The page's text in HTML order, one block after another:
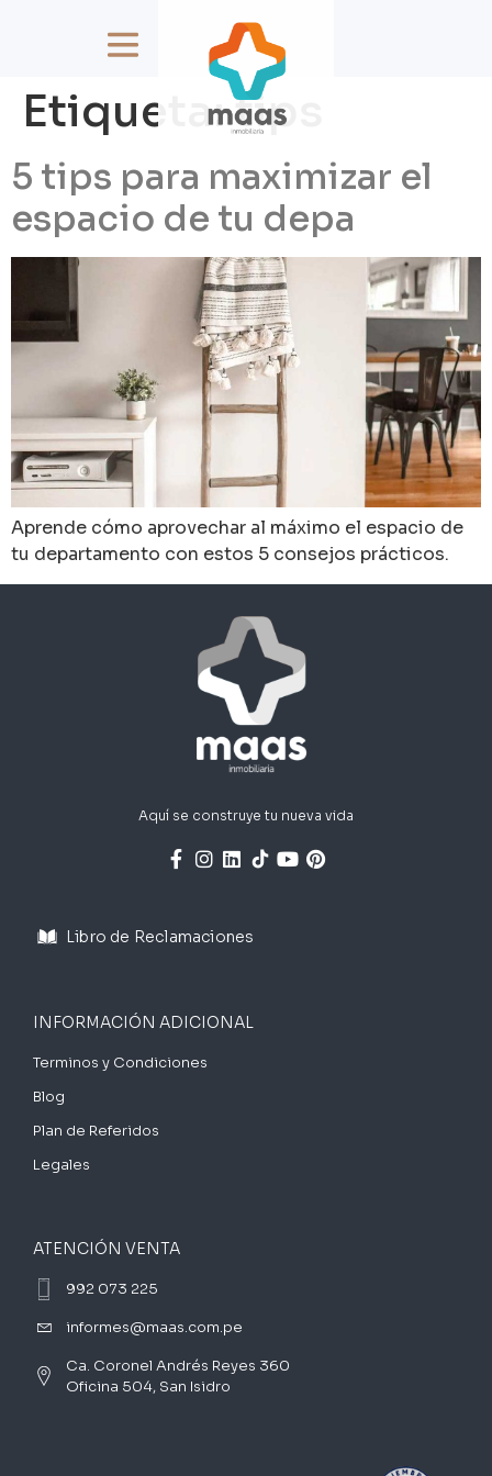
Etiqueta:tips
5 tips para maximizar el
espacio de tu depa
Aprende cómo aprovechar al máximo el espacio de
tu departamento con estos 5 consejos prácticos.
Aquí se construye tu nueva vida
Libro de Reclamaciones
INFORMACIÓN ADICIONAL
Terminos y Condiciones
Blog
Plan de Referidos
Legales
ATENCIÓN VENTA
992 073 225
informes@maas.com.pe
Ca. Coronel Andrés Reyes 360
Oficina 504, San Isidro